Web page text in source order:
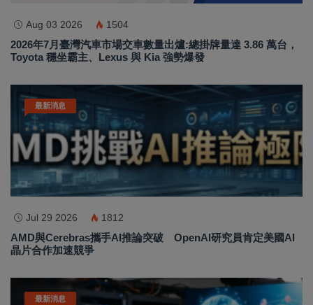
Aug 03 2026 1504
2026年7月臺灣汽車市場交車數量出爐:總掛牌量達 3.86 萬台，
Toyota 穩坐霸主、Lexus 與 Kia 強勢爆發
最新消息
Jul 29 2026 1812
AMD與Cerebras攜手AI推論突破 OpenAI研究員肯定美國AI
晶片合作加速競爭
最新消息